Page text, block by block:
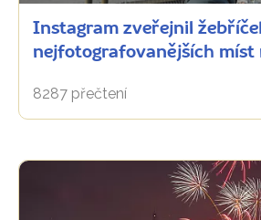
Instagram zveřejnil
nejfotografovanějších míst
8287 přečtení